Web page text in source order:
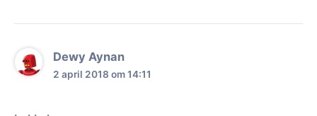
Dewy Aynan
2 april 2018 om 14:11